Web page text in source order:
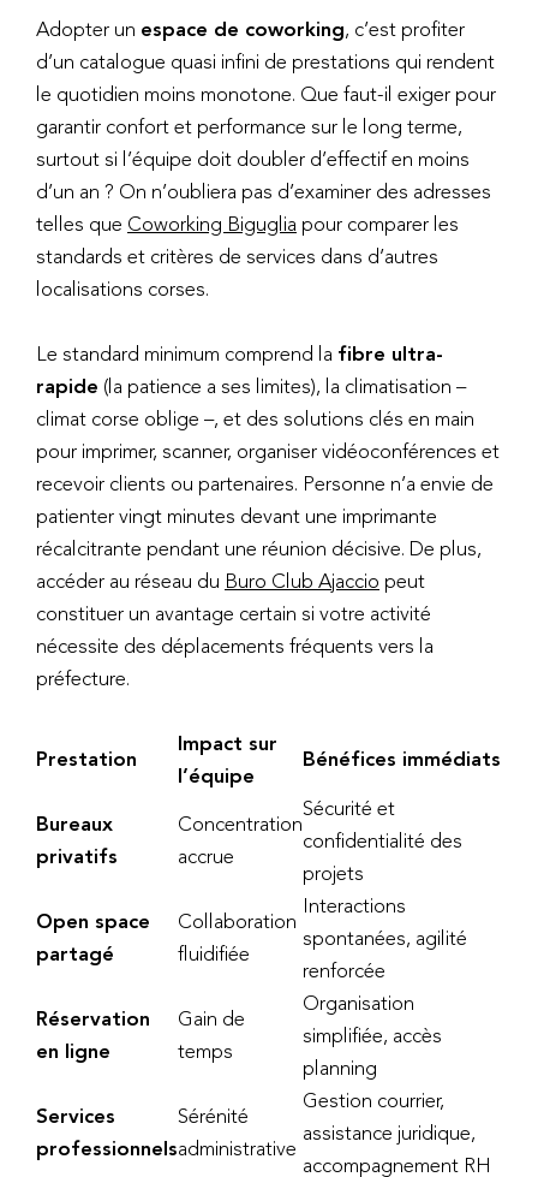
Adopter un espace de coworking, c’est profiter
d’un catalogue quasi infini de prestations qui rendent
le quotidien moins monotone. Que faut-il exiger pour
garantir confort et performance sur le long terme,
surtout si l’équipe doit doubler d’effectif en moins
d’un an ? On n’oubliera pas d’examiner des adresses
telles que Coworking Biguglia pour comparer les
standards et critères de services dans d’autres
localisations corses.
Le standard minimum comprend la fibre ultra-
rapide (la patience a ses limites), la climatisation –
climat corse oblige –, et des solutions clés en main
pour imprimer, scanner, organiser vidéoconférences et
recevoir clients ou partenaires. Personne n’a envie de
patienter vingt minutes devant une imprimante
récalcitrante pendant une réunion décisive. De plus,
accéder au réseau du Buro Club Ajaccio peut
constituer un avantage certain si votre activité
nécessite des déplacements fréquents vers la
préfecture.
Prestation
Impact sur
l’équipe
Bénéfices immédiats
Bureaux
privatifs
Concentration
accrue
Sécurité et
confidentialité des
projets
Open space
partagé
Collaboration
fluidifiée
Interactions
spontanées, agilité
renforcée
Réservation
en ligne
Gain de
temps
Organisation
simplifiée, accès
planning
Services
professionnels
Sérénité
administrative
Gestion courrier,
assistance juridique,
accompagnement RH